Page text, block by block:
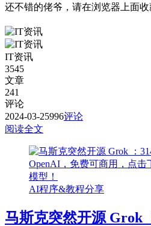
还不错的佬爷，请在浏览器上面
收费版的高速机场节点相提并论，
联，请下载本站APP进行安装或是
见问题，统一回复： 第一：注意
接当中的...
IT资讯
3545
文章
241
评论
2024-03-25996评论
阅读全文
AI程序&教程分享
马斯克突然开源 Grok